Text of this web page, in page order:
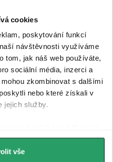
cookies
poskytování funkcí
návštěvnosti využíváme
tom, jak náš web používáte,
sociální média, inzerci a
zkombinovat s dalšími
nebo které získali v
jejich služby.
analytiku a
Google zpracovává
vše